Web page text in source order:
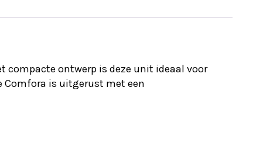
compacte ontwerp is deze unit ideaal voor
Comfora is uitgerust met een